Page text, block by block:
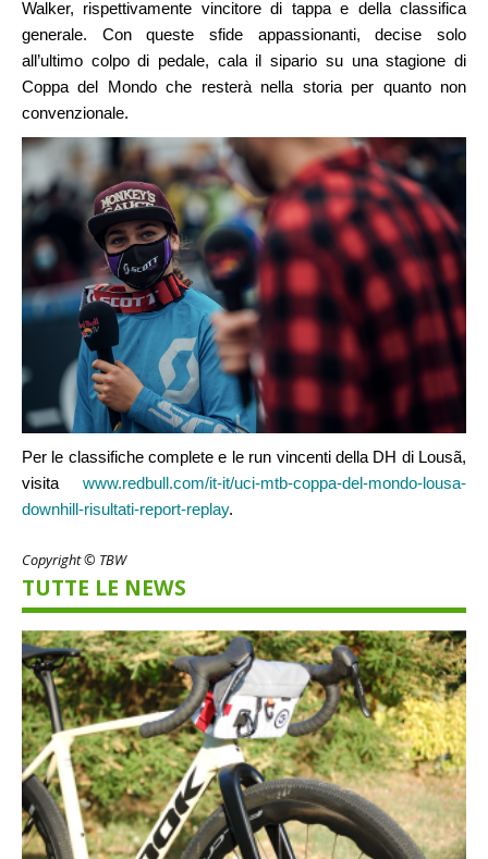
Walker, rispettivamente vincitore di tappa e della classifica
generale. Con queste sfide appassionanti, decise solo
all’ultimo colpo di pedale, cala il sipario su una stagione di
Coppa del Mondo che resterà nella storia per quanto non
convenzionale.
Per le classifiche complete e le run vincenti della DH di Lousã,
visita
www.redbull.com/it-it/uci-mtb-coppa-del-mondo-lousa-
downhill-risultati-report-replay.
Copyright © TBW
TUTTE LE NEWS